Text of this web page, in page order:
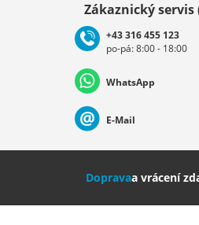
Deutschland Österreich
Nederland Italia
Zákaznický servis
+43 316 455 123
po-pá: 8:00 - 18:00
WhatsApp
E-Mail
Dopravaa vrácení